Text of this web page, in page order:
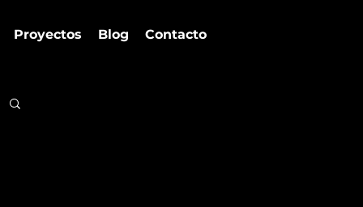
Proyectos Blog Contacto